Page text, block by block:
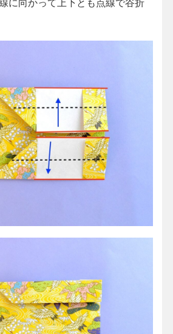
に向かって上下とも点線で谷折